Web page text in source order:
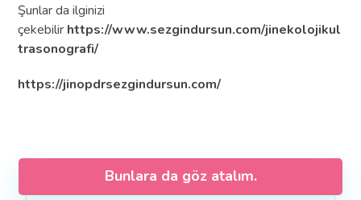
Şunlar da ilginizi
çekebilir https://www.sezgindursun.com/jinekolojikul
trasonografi/
https://jinopdrsezgindursun.com/
Bunlara da göz atalım.